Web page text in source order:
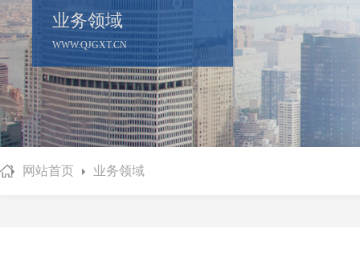
业务领域
WWW.QJGXT.CN
网站首页 业务领域